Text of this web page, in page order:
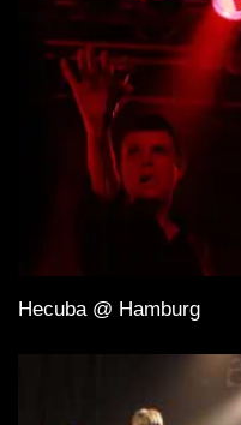
Hecuba @ Hamburg